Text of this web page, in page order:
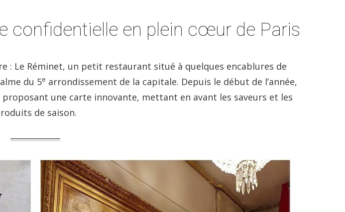
confidentielle en plein cœur de Paris
: Le Réminet, un petit restaurant situé à quelques encablures de
du 5e arrondissement de la capitale. Depuis le début de l’année,
une carte innovante, mettant en avant les saveurs et les
de saison.